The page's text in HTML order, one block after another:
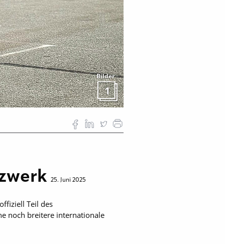
Bilder
1
25. Juni 2025
Teil des
noch breitere internationale